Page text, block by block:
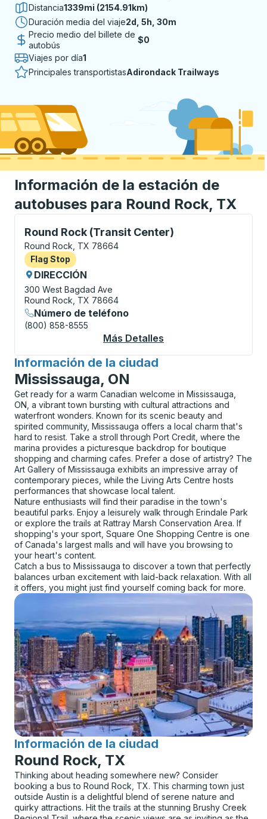
Distancia1339mi (2154.91km)
Duración media del viaje2 días 5 horas 30 minutos
2d, 5h, 30m
Precio medio del billete de
autobús
$0
Viajes por día1
Principales transportistasAdirondack Trailways
Información de la estación de
autobuses para Round Rock, TX
Round Rock (Transit Center)
Flag Stop, utilice las teclas de flecha o la tecla
Round Rock, TX 78664
Flag Stop
Flag Stop
DIRECCIÓN
300 West Bagdad Ave
Round Rock, TX 78664
Número de teléfono
(800) 858-8555
Más Detalles
Información de la ciudad
para
Mississauga, ON
Get ready for a warm Canadian welcome in Mississauga,
ON, a vibrant town bursting with cultural attractions and
waterfront wonders. Known for its scenic beauty and
spirited community, Mississauga offers a local charm that's
hard to resist. Take a stroll through Port Credit, where the
marina provides a picturesque backdrop for boutique
shopping and charming cafes. Prefer a dose of artistry? The
Art Gallery of Mississauga exhibits an impressive array of
contemporary pieces, while the Living Arts Centre hosts
performances that showcase local talent.
Nature enthusiasts will find their paradise in the town's
beautiful parks. Enjoy a leisurely walk through Erindale Park
or explore the trails at Rattray Marsh Conservation Area. If
shopping's your sport, Square One Shopping Centre is one
of Canada's largest malls and will have you browsing to
your heart's content.
Catch a bus to Mississauga to discover a town that perfectly
balances urban excitement with laid-back relaxation. With all
it offers, you might just find yourself coming back for more.
Información de la ciudad
para
Round Rock, TX
Thinking about heading somewhere new? Consider
booking a bus to Round Rock, TX. This charming town just
outside Austin is a delightful blend of serene nature and
quirky attractions. Hit the trails at the stunning Brushy Creek